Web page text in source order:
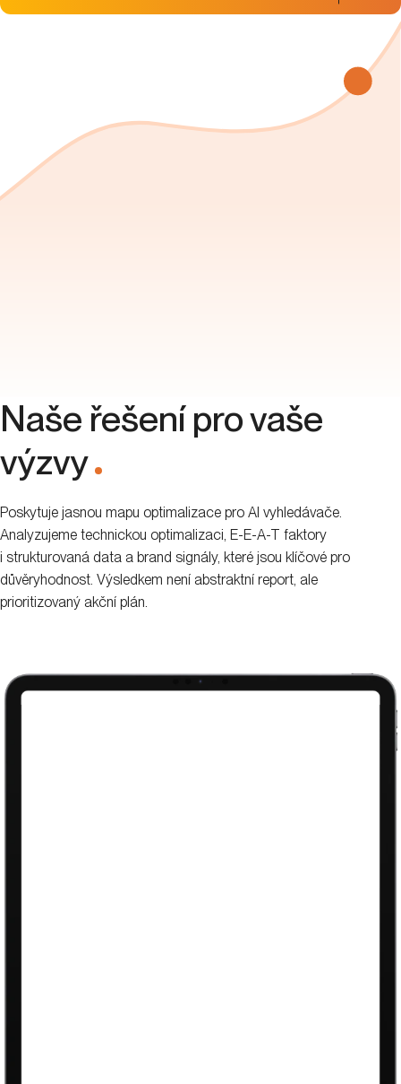
Naše řešení pro vaše
výzvy
.
Poskytuje jasnou mapu optimalizace pro AI vyhledávače.
Analyzujeme technickou optimalizaci, E-E-A-T faktory
i strukturovaná data a brand signály, které jsou klíčové pro
důvěryhodnost. Výsledkem není abstraktní report, ale
prioritizovaný akční plán.